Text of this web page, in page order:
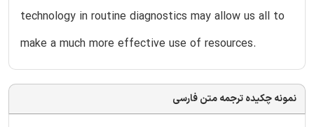
technology in routine diagnostics may allow us all to
make a much more effective use of resources.
نمونه چکیده ترجمه متن فارسی